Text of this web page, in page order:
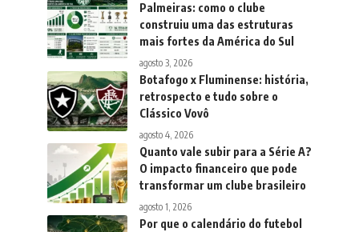
Palmeiras: como o clube
construiu uma das estruturas
mais fortes da América do Sul
agosto 3, 2026
Botafogo x Fluminense: história,
retrospecto e tudo sobre o
Clássico Vovô
agosto 4, 2026
Quanto vale subir para a Série A?
O impacto financeiro que pode
transformar um clube brasileiro
agosto 1, 2026
Por que o calendário do futebol